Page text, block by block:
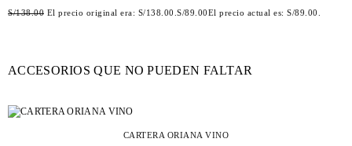
S/138.00 El precio original era: S/138.00.S/89.00El precio actual es: S/89.00.
ACCESORIOS QUE NO PUEDEN FALTAR
CARTERA ORIANA VINO